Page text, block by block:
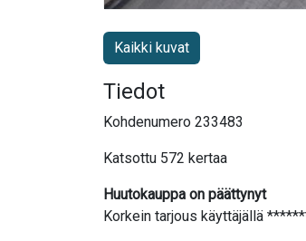
Kaikki kuvat
Tiedot
Kohdenumero 233483
Katsottu 572 kertaa
Huutokauppa on päättynyt
Korkein tarjous käyttäjällä